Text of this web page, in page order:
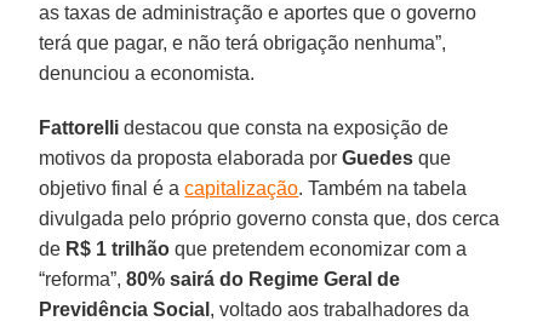
as taxas de administração e aportes que o governo
terá que pagar, e não terá obrigação nenhuma”,
denunciou a economista.
Fattorelli destacou que consta na exposição de
motivos da proposta elaborada porGuedes que
objetivo final é acapitalização. Também na tabela
divulgada pelo próprio governo consta que, dos cerca
de R$ 1 trilhão que pretendem economizar com a
“reforma”,80% sairá do Regime Geral de
Previdência Social , voltado aos trabalhadores da